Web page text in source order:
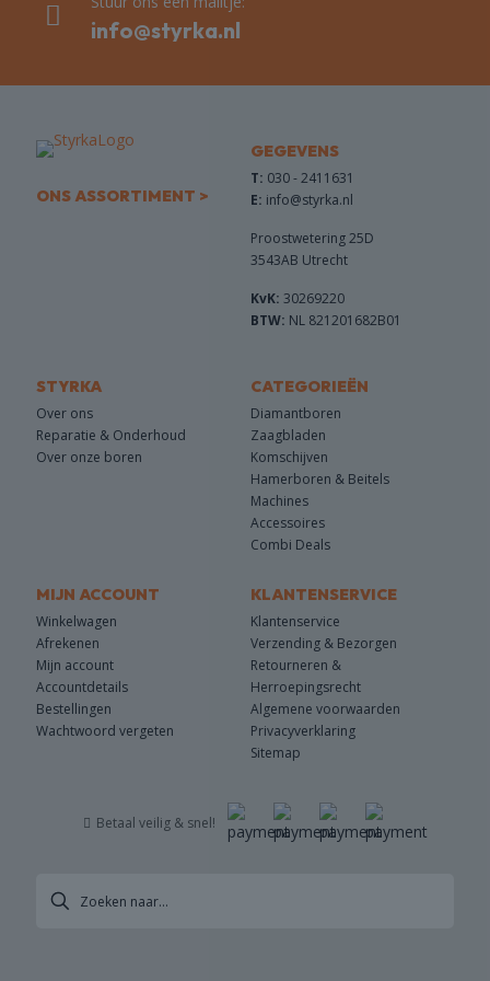
info@styrka.nl
ONS ASSORTIMENT >
GEGEVENS
T: 030 - 2411631
E: info@styrka.nl
Proostwetering 25D
3543AB Utrecht
KvK: 30269220
BTW: NL 821201682B01
STYRKA
Over ons
Reparatie & Onderhoud
Over onze boren
CATEGORIEËN
Diamantboren
Zaagbladen
Komschijven
Hamerboren & Beitels
Machines
Accessoires
Combi Deals
MIJN ACCOUNT
Winkelwagen
Afrekenen
Mijn account
Accountdetails
Bestellingen
Wachtwoord vergeten
KLANTENSERVICE
Klantenservice
Verzending & Bezorgen
Retourneren &
Herroepingsrecht
Algemene voorwaarden
Privacyverklaring
Sitemap
Betaal veilig & snel!